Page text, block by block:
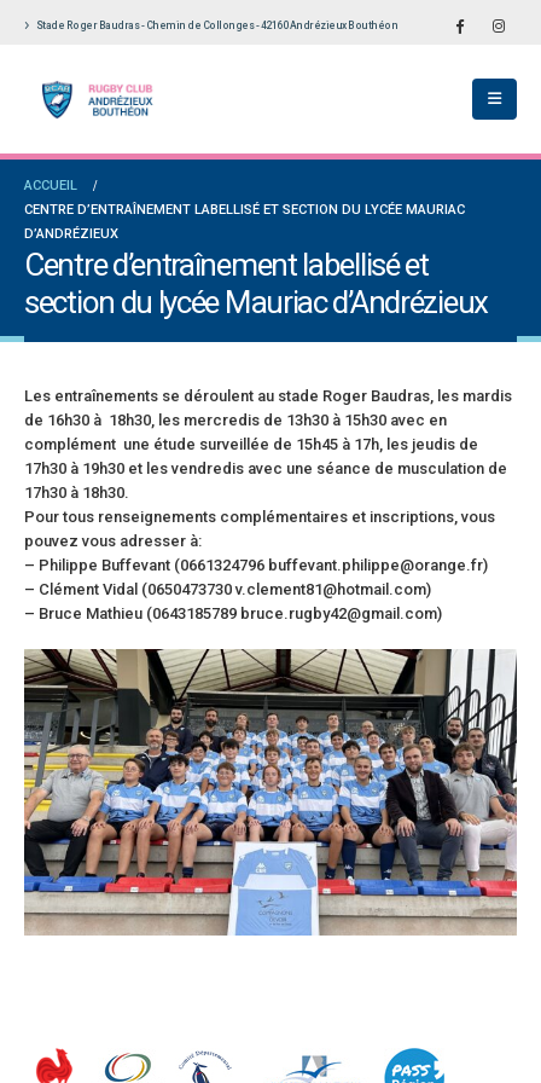
Stade Roger Baudras - Chemin de Collonges - 42160 Andrézieux Bouthéon
ACCUEIL
CENTRE D’ENTRAÎNEMENT LABELLISÉ ET SECTION DU LYCÉE MAURIAC
D’ANDRÉZIEUX
Centre d’entraînement labellisé et
section du lycée Mauriac d’Andrézieux
Les entraînements se déroulent au stade Roger Baudras, les mardis
de 16h30 à 18h30, les mercredis de 13h30 à 15h30 avec en
complément une étude surveillée de 15h45 à 17h, les jeudis de
17h30 à 19h30 et les vendredis avec une séance de musculation de
17h30 à 18h30.
Pour tous renseignements complémentaires et inscriptions, vous
pouvez vous adresser à:
– Philippe Buffevant (0661324796 buffevant.philippe@orange.fr)
– Clément Vidal (0650473730 v.clement81@hotmail.com)
– Bruce Mathieu (0643185789 bruce.rugby42@gmail.com)